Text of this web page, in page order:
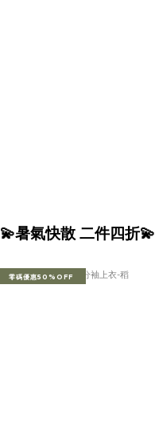
💫暑氣快散 二件四折💫
零碼優惠50%OFF